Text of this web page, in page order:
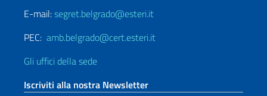
E-mail:segret.belgrado@esteri.it
PEC: amb.belgrado@cert.esteri.it
Gli uffici della sede
Iscriviti alla nostra Newsletter